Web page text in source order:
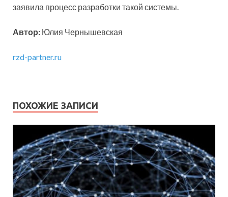
заявила процесс разработки такой системы.
Автор: Юлия Чернышевская
rzd-partner.ru
ПОХОЖИЕ ЗАПИСИ